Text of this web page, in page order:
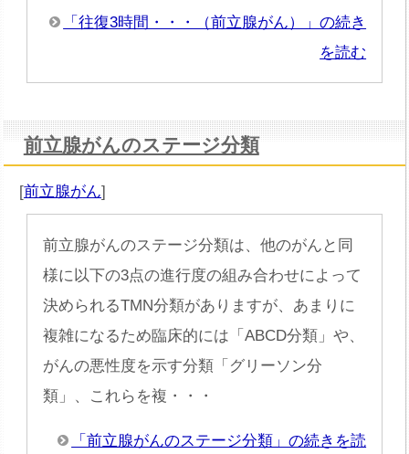
「往復3時間・・・（前立腺がん）」の続き
を読む
前立腺がんのステージ分類
[前立腺がん]
前立腺がんのステージ分類は、他のがんと同
様に以下の3点の進行度の組み合わせによって
決められるTMN分類がありますが、あまりに
複雑になるため臨床的には「ABCD分類」や、
がんの悪性度を示す分類「グリーソン分
類」、これらを複・・・
「前立腺がんのステージ分類」の続きを読